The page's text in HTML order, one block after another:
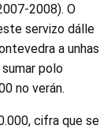
2008). O
servizo dálle
a unhas
polo
no verán.
cifra que se